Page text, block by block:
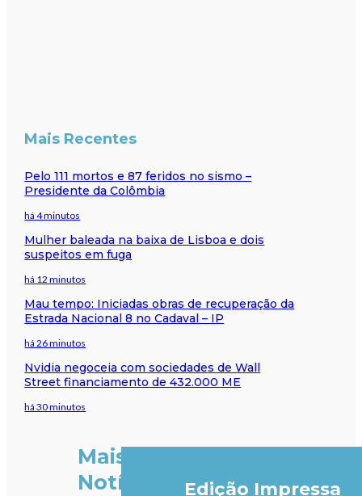
Mais Recentes
Pelo 111 mortos e 87 feridos no sismo –
Presidente da Colômbia
há 4 minutos
Mulher baleada na baixa de Lisboa e dois
suspeitos em fuga
há 12 minutos
Mau tempo: Iniciadas obras de recuperação da
Estrada Nacional 8 no Cadaval – IP
há 26 minutos
Nvidia negoceia com sociedades de Wall
Street financiamento de 432.000 ME
há 30 minutos
Mais
Notícias
Edição Impressa